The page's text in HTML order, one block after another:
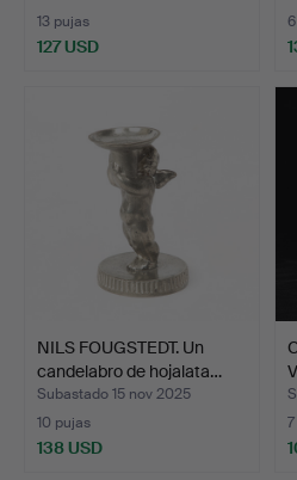
13 pujas
127 USD
NILS FOUGSTEDT. Un
candelabro de hojalata…
Subastado 15 nov 2025
10 pujas
138 USD